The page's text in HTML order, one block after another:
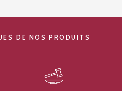
DE NOS PRODUITS